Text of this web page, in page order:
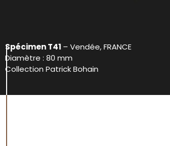
Spécimen T41 – Vendée, FRANCE
Diamètre : 80 mm
Collection Patrick Bohain